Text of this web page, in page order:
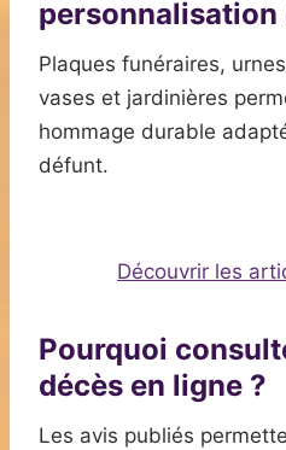
personnalisation
Plaques funéraires,
vases et jardinières
hommage durable
défunt.
Découvrir les
Pourquoi
décès en ligne ?
Les avis publiés